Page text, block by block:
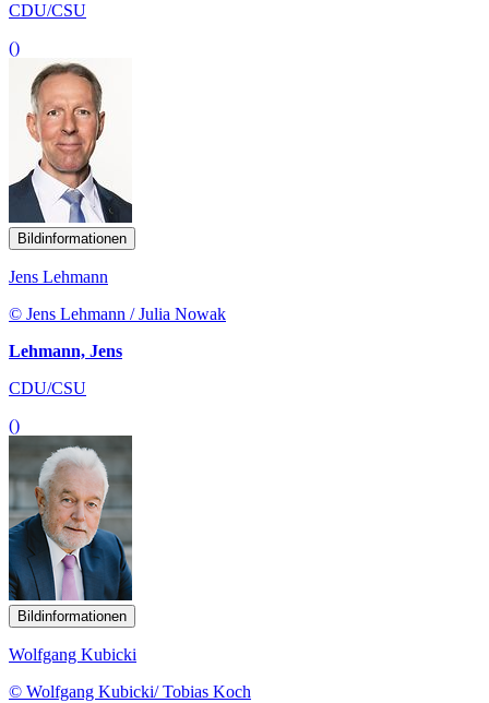
CDU/CSU
()
Bildinformationen
Jens Lehmann
© Jens Lehmann / Julia Nowak
Lehmann, Jens
CDU/CSU
()
Bildinformationen
Wolfgang Kubicki
© Wolfgang Kubicki/ Tobias Koch